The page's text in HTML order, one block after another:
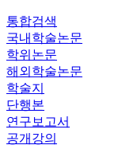
통합검색
국내학술논문
학위논문
해외학술논문
학술지
단행본
연구보고서
공개강의